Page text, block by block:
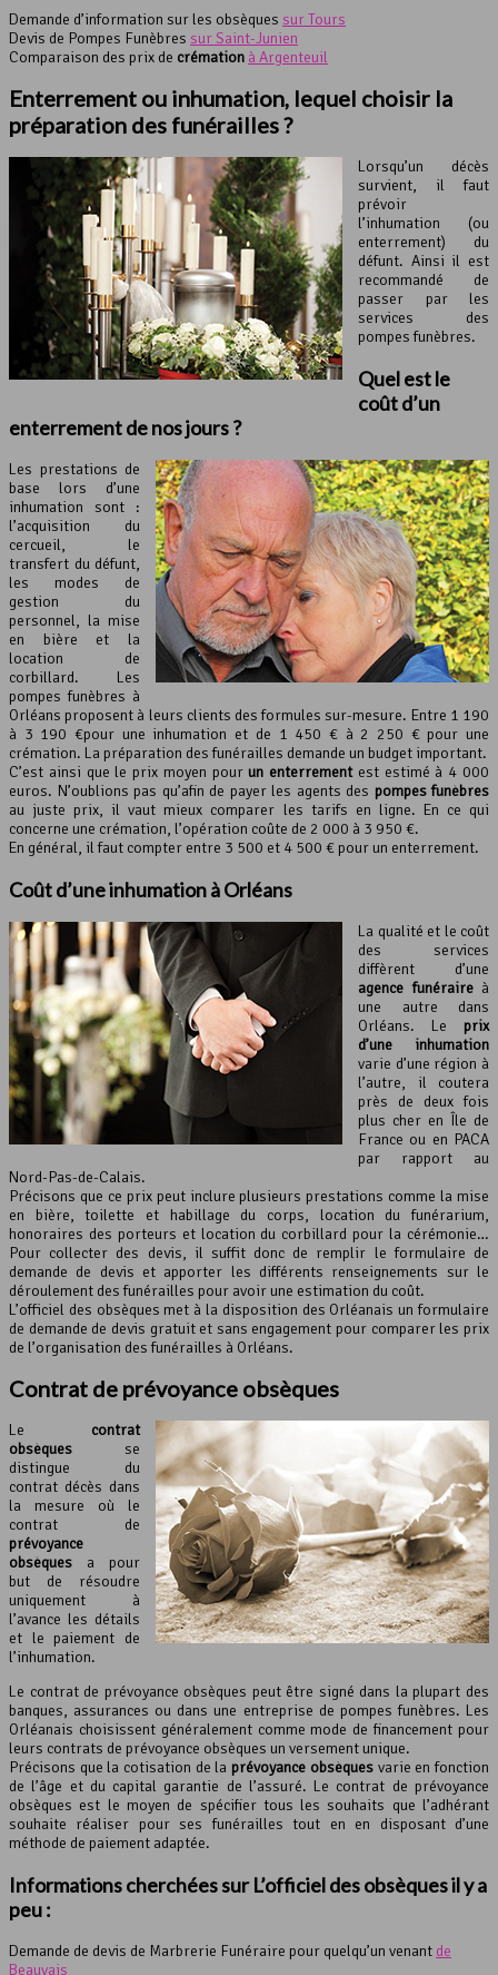
Demande d’information sur les obsèques sur Tours
Devis de Pompes Funèbres sur Saint-Junien
Comparaison des prix de crémation à Argenteuil
Enterrement ou inhumation, lequel choisir la
préparation des funérailles ?
Lorsqu’un décès
survient, il faut
prévoir
l’inhumation (ou
enterrement) du
défunt. Ainsi il est
recommandé de
passer par les
services des
pompes funèbres.
Quel est le
coût d’un
enterrement de nos jours ?
Les prestations de
base lors d’une
inhumation sont :
l’acquisition du
cercueil, le
transfert du défunt,
les modes de
gestion du
personnel, la mise
en bière et la
location de
corbillard. Les
pompes funèbres à
Orléans proposent à leurs clients des formules sur-mesure. Entre 1 190
à 3 190 €pour une inhumation et de 1 450 € à 2 250 € pour une
crémation. La préparation des funérailles demande un budget important.
C’est ainsi que le prix moyen pourun enterrementest estimé à 4 000
euros. N’oublions pas qu’afin de payer les agents des pompes funèbres
au juste prix, il vaut mieux comparer les tarifs en ligne. En ce qui
concerne une crémation, l’opération coûte de 2 000 à 3 950 €.
En général, il faut compter entre 3 500 et 4 500 € pour un enterrement.
Coût d’une inhumation à Orléans
La qualité et le coût
des services
diffèrent d’une
agence funéraireà
une autre dans
Orléans. Le prix
d’une inhumation
varie d’une région à
l’autre, il coutera
près de deux fois
plus cher en Île de
France ou en PACA
par rapport au
Nord-Pas-de-Calais.
Précisons que ce prix peut inclure plusieurs prestations comme la mise
en bière, toilette et habillage du corps, location du funérarium,
honoraires des porteurs et location du corbillard pour la cérémonie…
Pour collecter des devis, il suffit donc de remplir le formulaire de
demande de devis et apporter les différents renseignements sur le
déroulement des funérailles pour avoir une estimation du coût.
L’officiel des obsèques met à la disposition des Orléanais un formulaire
de demande de devis gratuit et sans engagement pour comparer les prix
de l’organisation des funérailles à Orléans.
Contrat de prévoyance obsèques
Le contrat
obsèques se
distingue du
contrat décès dans
la mesure où le
contrat de
prévoyance
obsèques a pour
but de résoudre
uniquement à
l’avance les détails
et le paiement de
l’inhumation.
Le contrat de prévoyance obsèques peut être signé dans la plupart des
banques, assurances ou dans une entreprise de pompes funèbres. Les
Orléanais choisissent généralement comme mode de financement pour
leurs contrats de prévoyance obsèques un versement unique.
Précisons que la cotisation de la prévoyance obsèquesvarie en fonction
de l’âge et du capital garantie de l’assuré. Le contrat de prévoyance
obsèques est le moyen de spécifier tous les souhaits que l’adhérant
souhaite réaliser pour ses funérailles tout en en disposant d’une
méthode de paiement adaptée.
Informations cherchées sur L’officiel des obsèques il y a
peu :
Demande de devis de Marbrerie Funéraire pour quelqu’un venant de
Beauvais